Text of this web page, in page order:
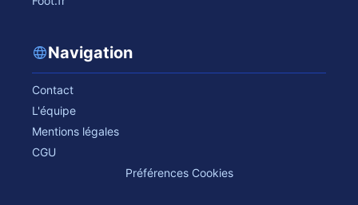
Navigation
Contact
L'équipe
Mentions légales
CGU
Préférences Cookies